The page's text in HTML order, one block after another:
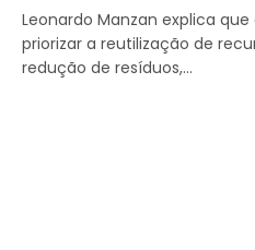
Leonardo Manzan explica
priorizar a reutilização de
redução de resíduos,…